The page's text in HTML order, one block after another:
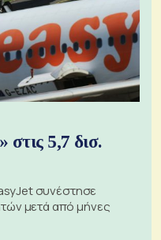
στις 5,7 δισ.
συνέστησε
μετά από μήνες